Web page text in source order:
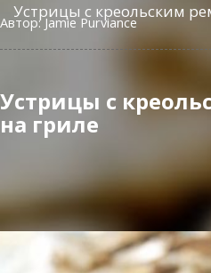
Устрицы с креольским
Автор: Jamie Purviance
Устрицы с
на гриле